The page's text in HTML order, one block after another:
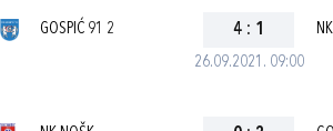
26.09.2021. 09:00
GOSPIĆ 91 2 4 : 1